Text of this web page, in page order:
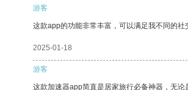
游客
这款app的功能非常丰富，可以满足我不同的社
2025-01-18
游客
这款加速器app简直是居家旅行必备神器，无